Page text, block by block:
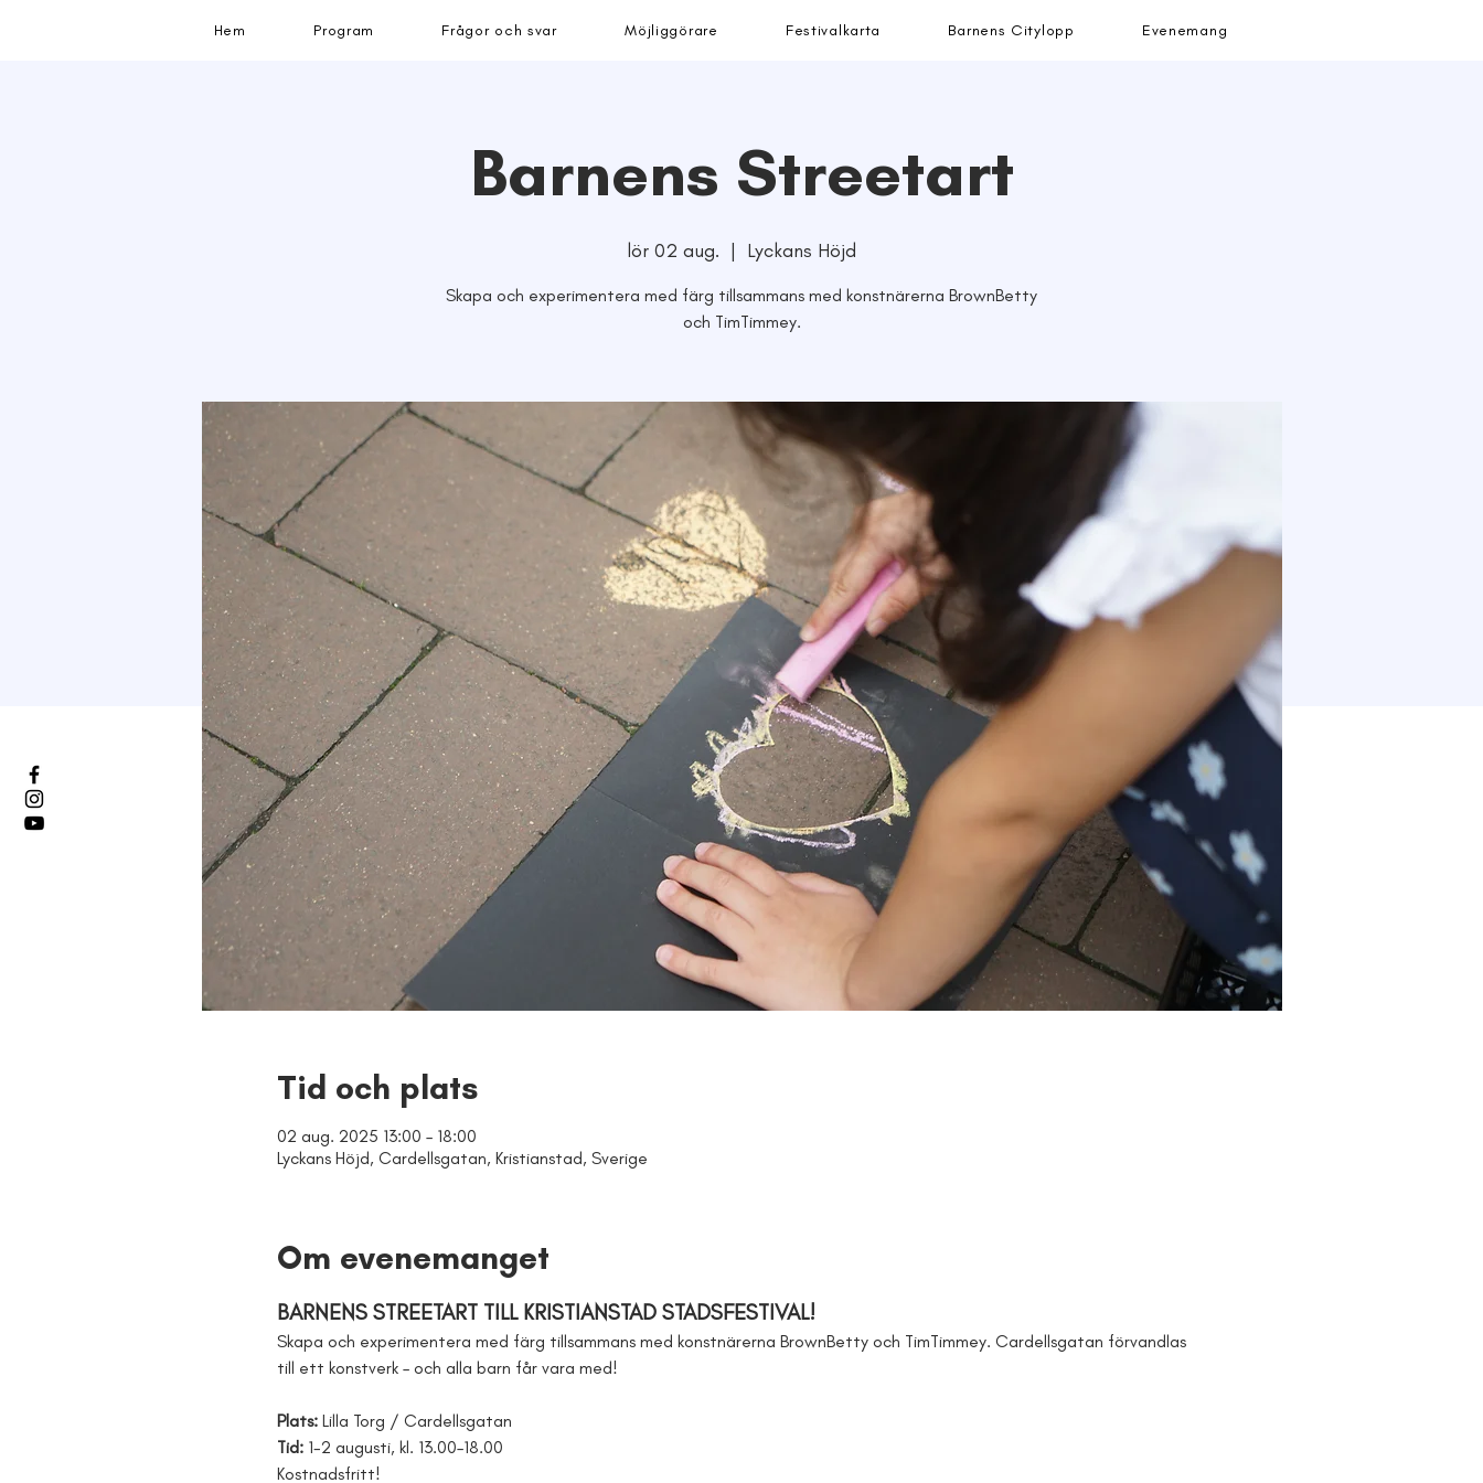
Hem Program Frågor och svar Möjliggörare Festivalkarta Barnens Citylopp Evenemang
Barnens Streetart
lör 02 aug.
  |
Lyckans Höjd
Skapa och experimentera med färg tillsammans med konstnärerna BrownBetty
och TimTimmey.
Tid och plats
02 aug. 2025 13:00 – 18:00
Lyckans Höjd, Cardellsgatan, Kristianstad, Sverige
Om evenemanget
BARNENS STREETART TILL KRISTIANSTAD STADSFESTIVAL!
Skapa och experimentera med färg tillsammans med konstnärerna BrownBetty och TimTimmey. Cardellsgatan förvandlas
till ett konstverk – och alla barn får vara med!
Plats: Lilla Torg / Cardellsgatan
Tid: 1-2 augusti, kl. 13.00–18.00
Kostnadsfritt!